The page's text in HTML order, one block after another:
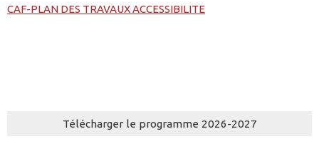
CAF-PLAN DES TRAVAUX ACCESSIBILITE
Télécharger le programme 2026-2027